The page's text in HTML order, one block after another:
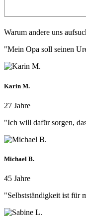
Warum andere uns
"Mein Opa soll seinen
Karin M.
27 Jahre
"Ich will dafür sorgen,
Michael B.
45 Jahre
"Selbstständigkeit ist für